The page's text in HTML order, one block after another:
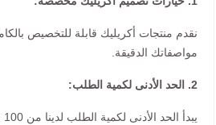
نقدم منتجات أكريليك قابلة للتخصيص
مواصفاتك الدقيقة.
2. الحد الأدنى لكمية الطلب:
يبدأ الحد الأدنى لكمية الطلب لدينا من 100 قطعة، حسب اللون والحجم الذي اخترته.